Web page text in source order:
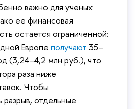
важно для ученых
ее финансовая
остается ограниченной:
Европе получают 35–
(3,24–4,2 млн руб.), что
раза ниже
Чтобы
отдельные